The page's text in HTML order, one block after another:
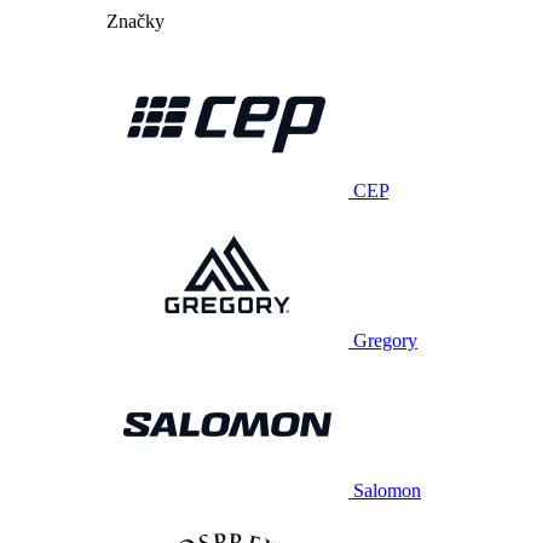
Značky
CEP
Gregory
Salomon